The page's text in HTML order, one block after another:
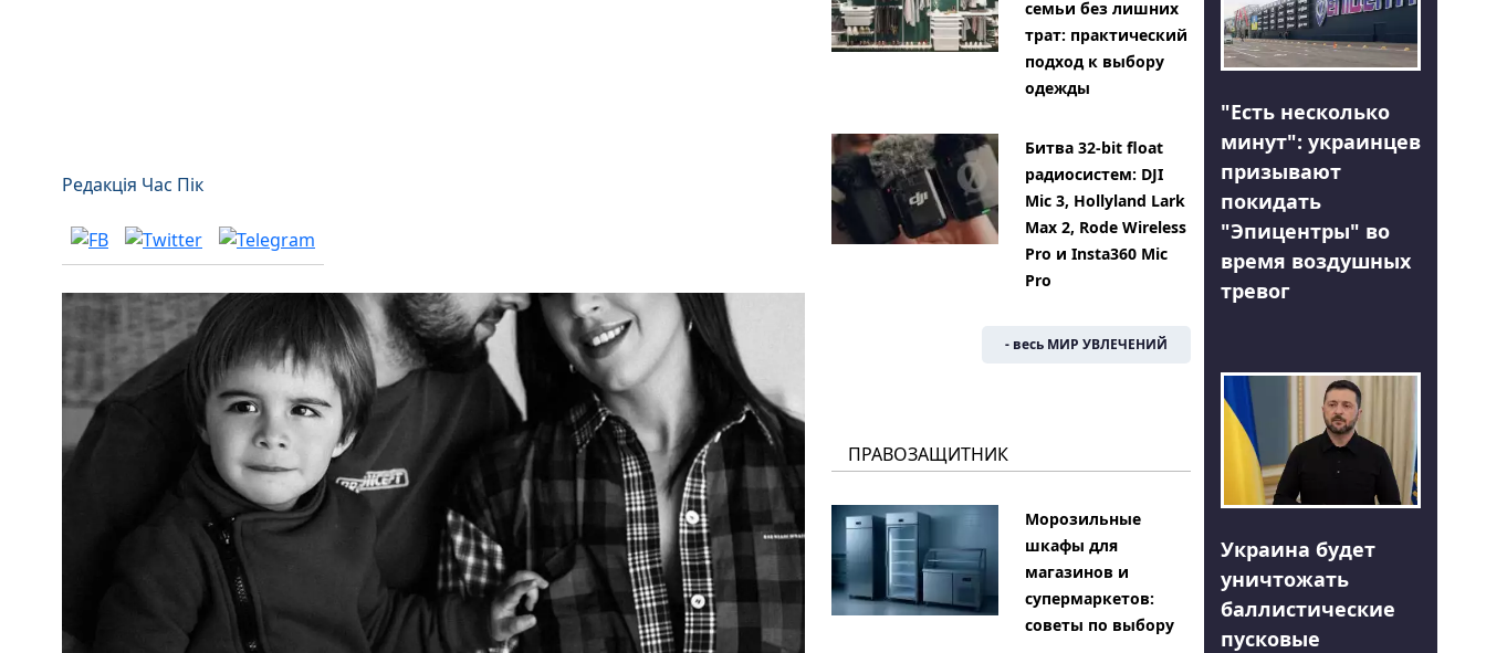
Редакція Час Пік
семьи без лишних
трат: практический
подход к выбору
одежды
Битва 32-bit float
радиосистем: DJI
Mic 3, Hollyland Lark
Max 2, Rode Wireless
Pro и Insta360 Mic
Pro
- весь МИР УВЛЕЧЕНИЙ
ПРАВОЗАЩИТНИК
Морозильные
шкафы для
магазинов и
супермаркетов:
советы по выбору
"Есть несколько
минут": украинцев
призывают
покидать
"Эпицентры" во
время воздушных
тревог
Украина будет
уничтожать
баллистические
пусковые